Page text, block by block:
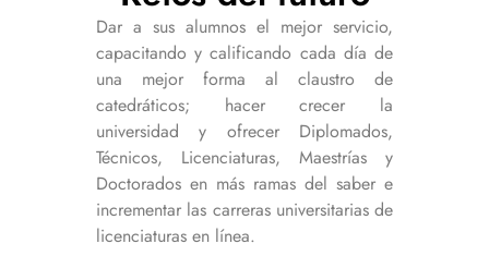
Dar a sus alumnos el mejor servicio,
capacitando y calificando cada día de
una mejor forma al claustro de
catedráticos; hacer crecer la
universidad y ofrecer Diplomados,
Técnicos, Licenciaturas, Maestrías y
Doctorados en más ramas del saber e
incrementar las carreras universitarias de
licenciaturas en línea.